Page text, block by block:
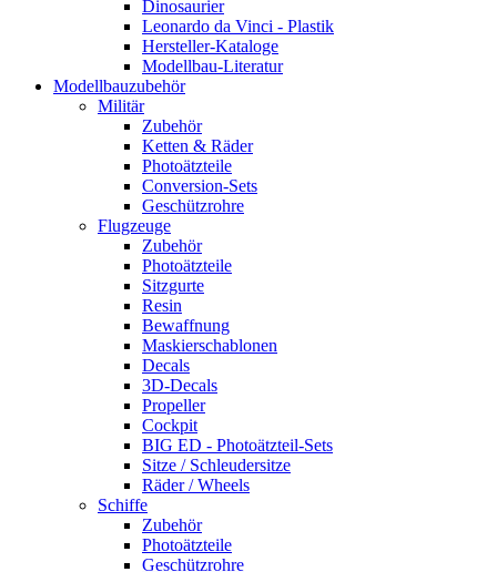
Dinosaurier
Leonardo da Vinci - Plastik
Hersteller-Kataloge
Modellbau-Literatur
Modellbauzubehör
Militär
Zubehör
Ketten & Räder
Photoätzteile
Conversion-Sets
Geschützrohre
Flugzeuge
Zubehör
Photoätzteile
Sitzgurte
Resin
Bewaffnung
Maskierschablonen
Decals
3D-Decals
Propeller
Cockpit
BIG ED - Photoätzteil-Sets
Sitze / Schleudersitze
Räder / Wheels
Schiffe
Zubehör
Photoätzteile
Geschützrohre